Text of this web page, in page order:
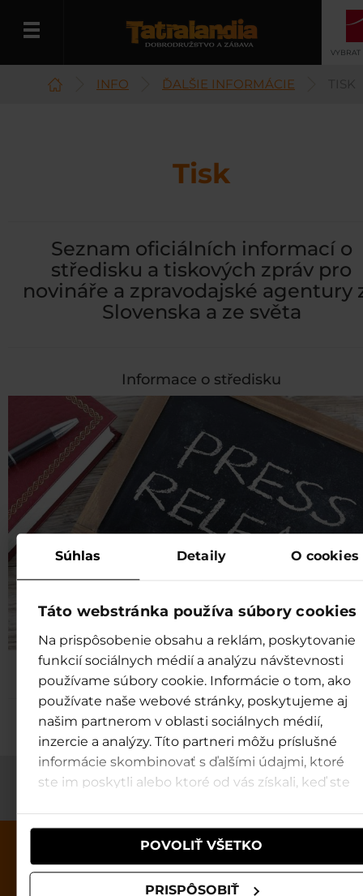
Súhlas Detaily O cookies
Táto webstránka používa súbory cookies
Na prispôsobenie obsahu a reklám, poskytovanie
funkcií sociálnych médií a analýzu návštevnosti
používame súbory cookie. Informácie o tom, ako
používate naše webové stránky, poskytujeme aj
našim partnerom v oblasti sociálnych médií,
inzercie a analýzy. Títo partneri môžu príslušné
informácie skombinovať s ďalšími údajmi, ktoré
ste im poskytli alebo ktoré od vás získali, keď ste
POVOLIŤ VŠETKO
PRISPÔSOBIŤ
VYBRAT
INFO ĎALŠIE INFORMÁCIE TISK
Tisk
Seznam oficiálních informací o
středisku a tiskových zpráv pro
novináře a zpravodajské agentury
Slovenska a ze světa
Informace o středisku
Tiskové zprávy